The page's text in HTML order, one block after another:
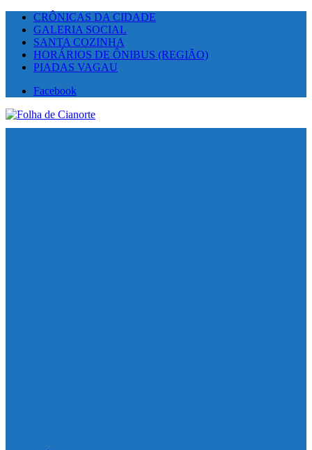
CRÔNICAS DA CIDADE
GALERIA SOCIAL
SANTA COZINHA
HORÁRIOS DE ÔNIBUS (REGIÃO)
PIADAS VAGAU
Facebook